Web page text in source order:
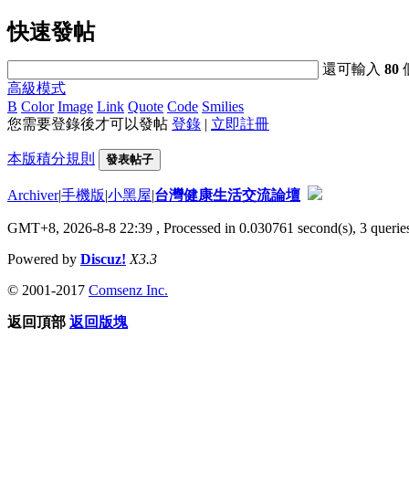
快速發帖
還可輸入80
高級模式
B Color Image Link Quote Code Smilies
您需要登錄後才可以發帖 登錄 | 立即註冊
本版積分規則 發表帖子
Archiver|手機版|小黑屋|台灣健康生活交流論壇
GMT+8, 2026-8-8 22:39 , Processed in 0.030761 second(s), 3
Powered by Discuz! X3.3
© 2001-2017 Comsenz Inc.
返回頂部 返回版塊